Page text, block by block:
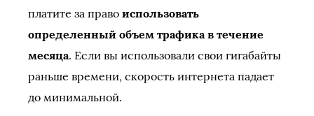
платите за право использовать
определенный объем трафика в течение
месяца. Если вы использовали свои гигабайты
раньше времени, скорость интернета падает
до минимальной.